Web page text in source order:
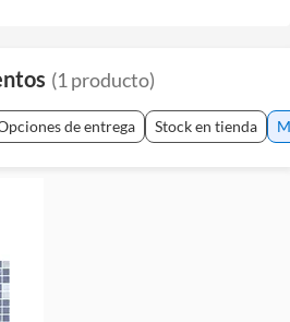
(1 producto)
de entrega Stock en tienda